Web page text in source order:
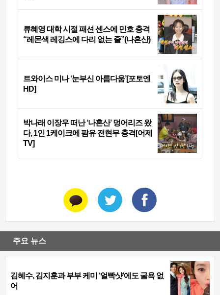
류혜영 대학 시절 패션 센스에 민호 충격
“레몬색 레깅스에 다리 없는 줄”(나혼산)
트와이스 미나 ‘눈부신 아름다움’[포토엔
HD]
박나래 이장우 떠난 ‘나혼산’ 덩어리즈 왔
다, 1인 1케이크에 팜유 전현무 충격[어제
TV]
주요 뉴스
김혜수, 김지훈과 부부 케미 ‘얼빡샷’에도 굴욕 없
어